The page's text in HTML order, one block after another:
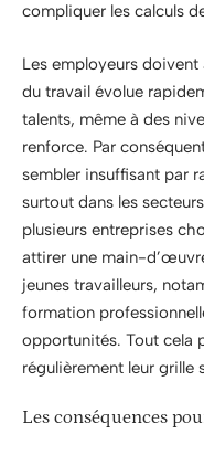
compliquer les calculs
Les employeurs
du travail évolue
talents, même à des
renforce. Par
sembler insuffisant par
surtout dans les
plusieurs entreprises
attirer une main-
jeunes travailleurs,
formation
opportunités. Tout cela
régulièrement leur grille
Les conséquences